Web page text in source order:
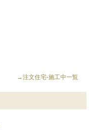
→注文住宅-施工中一覧